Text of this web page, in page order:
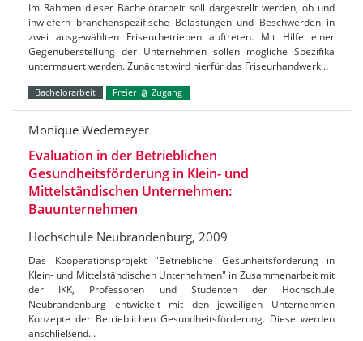
Im Rahmen dieser Bachelorarbeit soll dargestellt werden, ob und
inwiefern branchenspezifische Belastungen und Beschwerden in
zwei ausgewählten Friseurbetrieben auftreten. Mit Hilfe einer
Gegenüberstellung der Unternehmen sollen mögliche Spezifika
untermauert werden. Zunächst wird hierfür das Friseurhandwerk…
Bachelorarbeit Freier Zugang
Monique Wedemeyer
Evaluation in der Betrieblichen
Gesundheitsförderung in Klein- und
Mittelständischen Unternehmen:
Bauunternehmen
Hochschule Neubrandenburg, 2009
Das Kooperationsprojekt "Betriebliche Gesunheitsförderung in
Klein- und Mittelständischen Unternehmen" in Zusammenarbeit mit
der IKK, Professoren und Studenten der Hochschule
Neubrandenburg entwickelt mit den jeweiligen Unternehmen
Konzepte der Betrieblichen Gesundheitsförderung. Diese werden
anschließend…